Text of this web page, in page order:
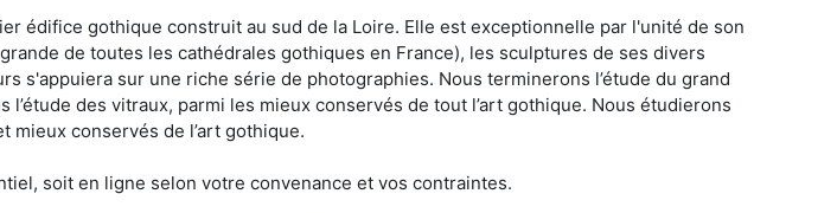
édifice gothique construit au sud de la Loire. Elle est exceptionnelle par l'unité de son
de toutes les cathédrales gothiques en France), les sculptures de ses divers
s'appuiera sur une riche série de photographies. Nous terminerons l’étude du grand
des vitraux, parmi les mieux conservés de tout l’art gothique. Nous étudierons
conservés de l’art gothique.
soit en ligne selon votre convenance et vos contraintes.